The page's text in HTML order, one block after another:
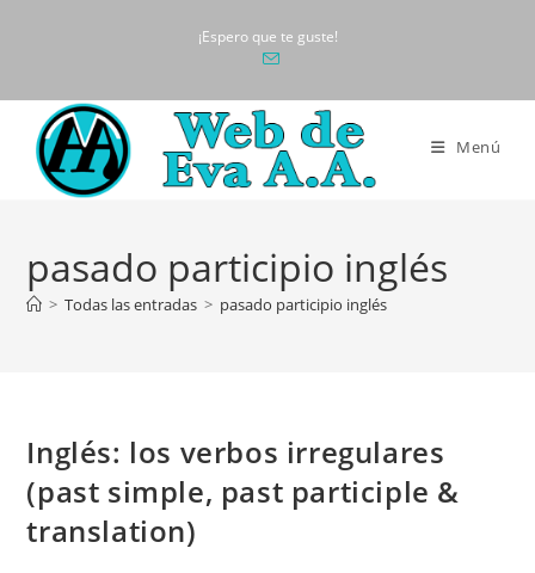
¡Espero que te guste!
Menú
pasado participio inglés
> Todas las entradas > pasado participio inglés
Inglés: los verbos irregulares
(past simple, past participle &
translation)